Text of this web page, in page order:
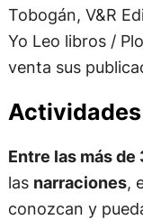
Tobogán, V&R
Yo Leo libros /
venta sus
Entre las más
las narraciones,
conozcan y